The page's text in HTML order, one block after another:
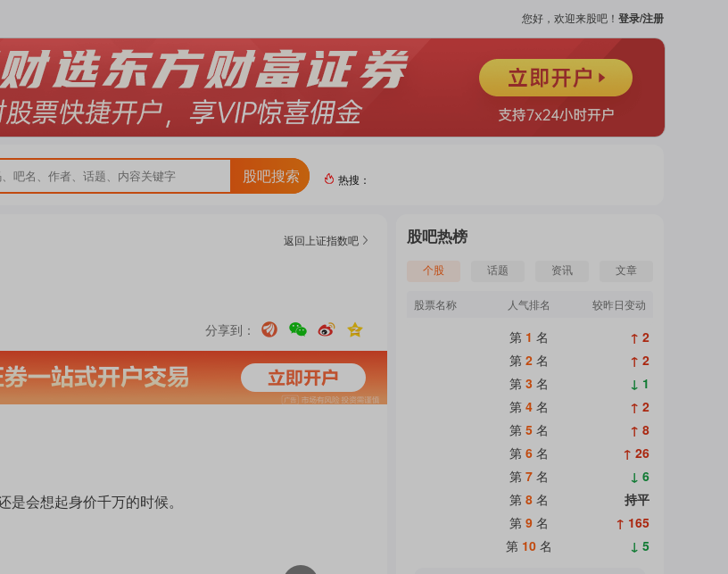
您好，欢迎来股吧！ 登录/注册
股吧搜索
热门
吧
热
热搜：
返回 上证指数吧
分享到：
会想起身价千万的时候。
股吧热榜
个股 话题 资讯 文章
股票名称 人气排名 较昨日变动
第 1 名
↑ 2
第 2 名
↑ 2
第 3 名
↓ 1
第 4 名
↑ 2
第 5 名
↑ 8
第 6 名
↑ 26
第 7 名
↓ 6
第 8 名
持平
第 9 名
↑ 165
第 10 名 ↓ 5